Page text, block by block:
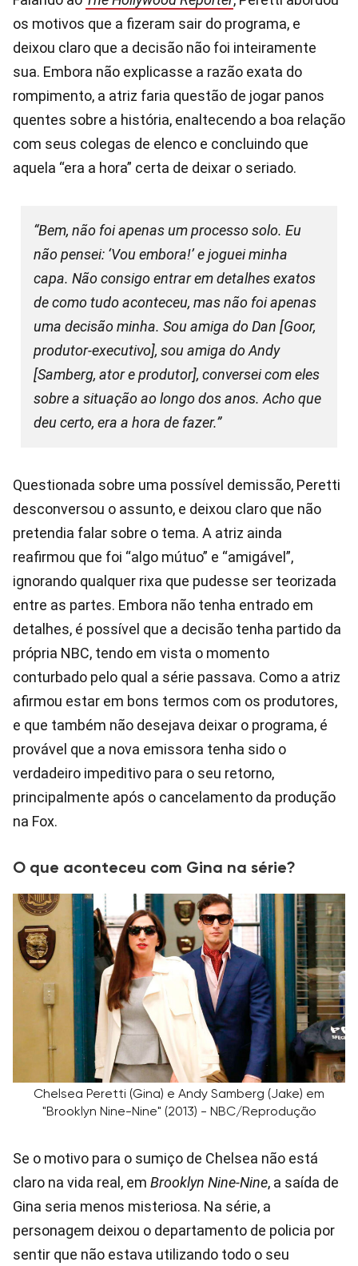
os motivos que a fizeram sair do programa, e
deixou claro que a decisão não foi inteiramente
sua. Embora não explicasse a razão exata do
rompimento, a atriz faria questão de jogar panos
quentes sobre a história, enaltecendo a boa relação
com seus colegas de elenco e concluindo que
aquela “era a hora” certa de deixar o seriado.
“Bem, não foi apenas um processo solo. Eu
não pensei: ‘Vou embora!’ e joguei minha
capa. Não consigo entrar em detalhes exatos
de como tudo aconteceu, mas não foi apenas
uma decisão minha. Sou amiga do Dan [Goor,
produtor-executivo], sou amiga do Andy
[Samberg, ator e produtor], conversei com eles
sobre a situação ao longo dos anos. Acho que
deu certo, era a hora de fazer.”
Questionada sobre uma possível demissão, Peretti
desconversou o assunto, e deixou claro que não
pretendia falar sobre o tema. A atriz ainda
reafirmou que foi “algo mútuo” e “amigável”,
ignorando qualquer rixa que pudesse ser teorizada
entre as partes. Embora não tenha entrado em
detalhes, é possível que a decisão tenha partido da
própria NBC, tendo em vista o momento
conturbado pelo qual a série passava. Como a atriz
afirmou estar em bons termos com os produtores,
e que também não desejava deixar o programa, é
provável que a nova emissora tenha sido o
verdadeiro impeditivo para o seu retorno,
principalmente após o cancelamento da produção
na Fox.
O que aconteceu com Gina na série?
Chelsea Peretti (Gina) e Andy Samberg (Jake) em
"Brooklyn Nine-Nine" (2013) - NBC/Reprodução
Se o motivo para o sumiço de Chelsea não está
claro na vida real, em Brooklyn Nine-Nine, a saída de
Gina seria menos misteriosa. Na série, a
personagem deixou o departamento de policia por
sentir que não estava utilizando todo o seu